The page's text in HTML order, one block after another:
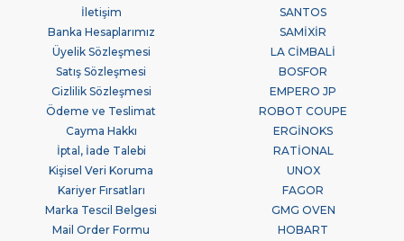
İletişim
Banka Hesaplarımız
Üyelik Sözleşmesi
Satış Sözleşmesi
Gizlilik Sözleşmesi
Ödeme ve Teslimat
Cayma Hakkı
İptal, İade Talebi
Kişisel Veri Koruma
Kariyer Fırsatları
Marka Tescil Belgesi
Mail Order Formu
SANTOS
SAMİXİR
LA CİMBALİ
BOSFOR
EMPERO JP
ROBOT COUPE
ERGİNOKS
RATİONAL
UNOX
FAGOR
GMG OVEN
HOBART